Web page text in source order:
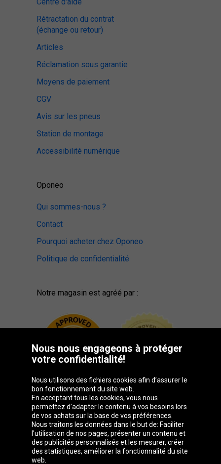
Rétractation du contrat
(échange ou retour)
Articles
Réclamation sous garantie
Moyens de paiement
CGV
Avis sur les pneus
Station de montage
Accessibilité numérique
Oponeo
Qui sommes-nous ?
Contact
Pourquoi acheter chez Oponeo
Politique de confidentialité
Notre magasin est agréé par :
Groupe Oponeo
Nous nous engageons à protéger
votre confidentialité!
Nous utilisons des fichiers cookies afin d’assurer le
bon fonctionnement du site web.
En acceptant tous les cookies, vous nous
permettez d’adapter le contenu à vos besoins lors
de vos achats sur la base de vos préférences.
Nous traitons les données dans le but de: Faciliter
l'utilisation de nos pages, présenter un contenu et
des publicités personnalisés et les mesurer, créer
des statistiques, améliorer la fonctionnalité du site
web.